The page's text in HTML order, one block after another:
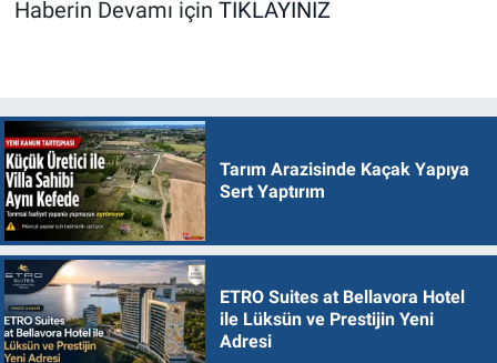
Haberin Devamı için TIKLAYINIZ
Tarım Arazisinde Kaçak Yapıya
Sert Yaptırım
ETRO Suites at Bellavora Hotel
ile Lüksün ve Prestijin Yeni
Adresi